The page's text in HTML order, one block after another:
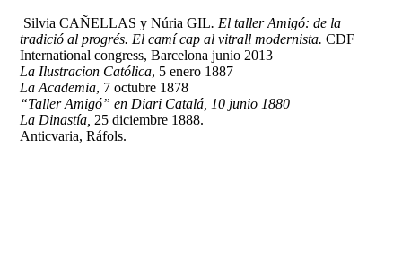
Silvia CAÑELLAS y Núria GIL. El taller Amigó: de la
tradició al progrés. El camí cap al vitrall modernista.CDF
International congress, Barcelona junio 2013
La Ilustracion Católica, 5 enero 1887
La Academia, 7 octubre 1878
“Taller Amigó” en Diari Catalá, 10 junio 1880
La Dinastía, 25 diciembre 1888.
Anticvaria, Ráfols.